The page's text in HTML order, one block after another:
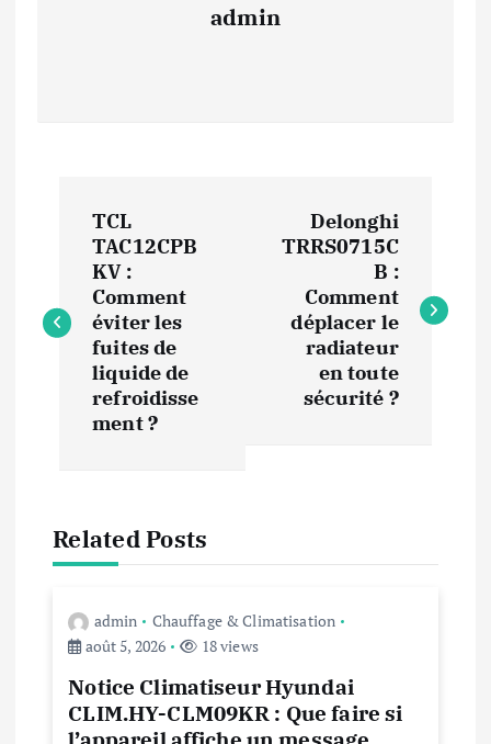
admin
v
t
TCL
TAC12CPB
KV :
Comment
éviter les
fuites de
liquide de
refroidisse
ment ?
Delonghi
TRRS0715C
B :
Comment
déplacer le
radiateur
en toute
sécurité ?
Related Posts
admin
Chauffage & Climatisation
août 5, 2026
18 views
Notice Climatiseur Hyundai
CLIM.HY-CLM09KR : Que faire si